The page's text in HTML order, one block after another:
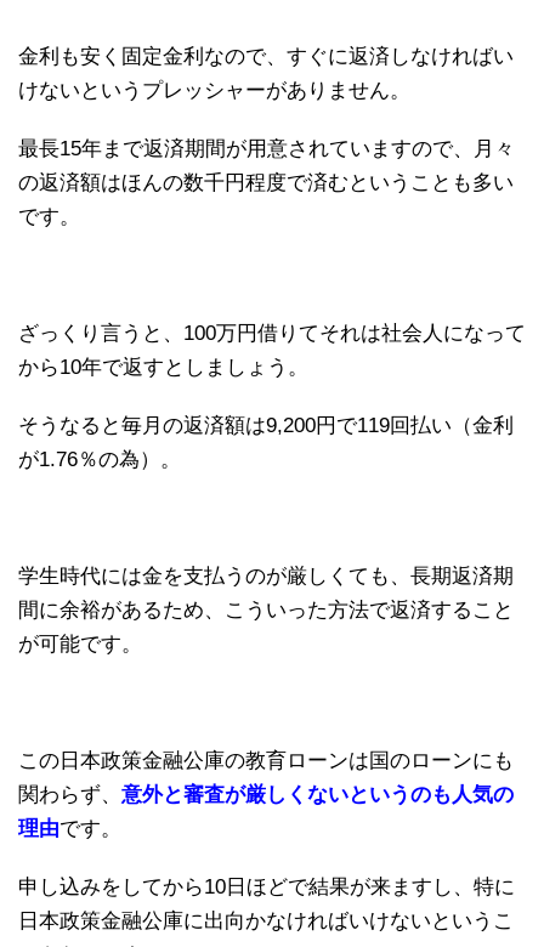
金利も安く固定金利なので、すぐに返済しなければい
けないというプレッシャーがありません。
最長15年まで返済期間が用意されていますので、月々
の返済額はほんの数千円程度で済むということも多い
です。
ざっくり言うと、100万円借りてそれは社会人になって
から10年で返すとしましょう。
そうなると毎月の返済額は9,200円で119回払い（金利
が1.76％の為）。
学生時代には金を支払うのが厳しくても、長期返済期
間に余裕があるため、こういった方法で返済すること
が可能です。
この日本政策金融公庫の教育ローンは国のローンにも
関わらず、 意外と審査が厳しくないというのも人気の
理由です。
申し込みをしてから10日ほどで結果が来ますし、特に
日本政策金融公庫に出向かなければいけないというこ